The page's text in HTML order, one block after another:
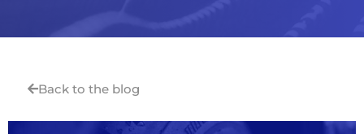
Back to the blog